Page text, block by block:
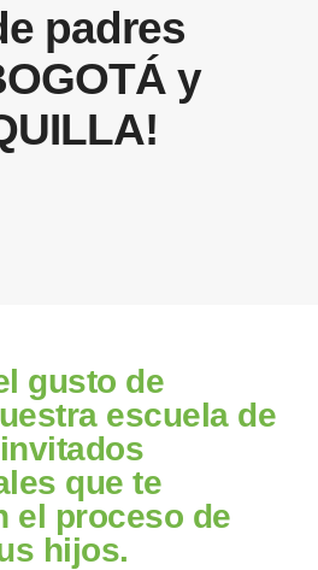
padres
y
gusto de
escuela de
que te
el proceso de
hijos.